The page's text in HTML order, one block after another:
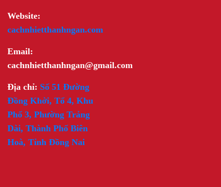
Website:
cachnhietthanhngan.com
Email:
cachnhietthanhngan@gmail.com
Địa chỉ: Số 51 Đường
Đồng Khởi, Tổ 4, Khu
Phố 3, Phường Trảng
Dài, Thành Phố Biên
Hoà, Tỉnh Đồng Nai